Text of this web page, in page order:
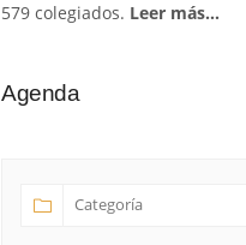
579 colegiados. Leer más…
Agenda